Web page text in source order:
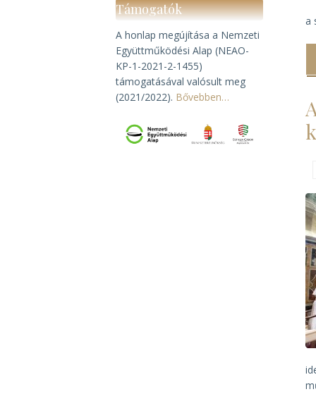
Támogatók
A honlap megújítása a Nemzeti
Együttműködési Alap (NEAO-
KP-1-2021-2-1455)
támogatásával valósult meg
(2021/2022). Bővebben…
a